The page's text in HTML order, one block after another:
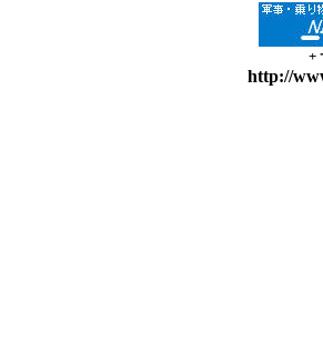
+
http://